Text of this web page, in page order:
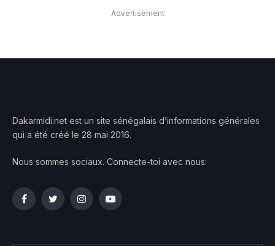
Advertisement
Dakarmidi.net est un site sénégalais d’informations générales
qui a été créé le 28 mai 2016.
Nous sommes sociaux. Connecte-toi avec nous:
FacebookTwitterInstagramYouTube